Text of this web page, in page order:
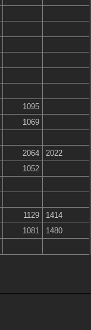
1095
1069
2064
2022
1052
1129
1414
1081
1480